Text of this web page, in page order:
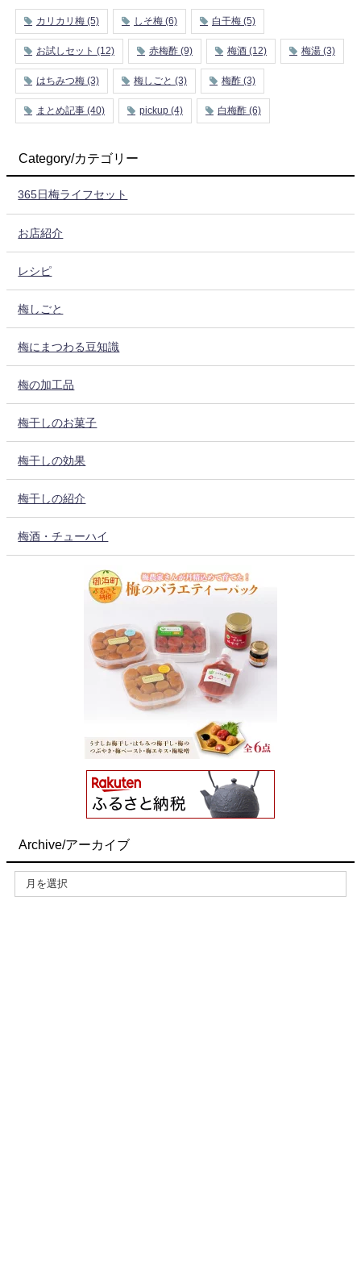
カリカリ梅 (5) しそ梅 (6) 白干梅 (5)
お試しセット (12) 赤梅酢 (9) 梅酒 (12) 梅湯 (3)
はちみつ梅 (3) 梅しごと (3) 梅酢 (3)
まとめ記事 (40) pickup (4) 白梅酢 (6)
Category/カテゴリー
365日梅ライフセット
お店紹介
レシピ
梅しごと
梅にまつわる豆知識
梅の加工品
梅干しのお菓子
梅干しの効果
梅干しの紹介
梅酒・チューハイ
Archive/アーカイブ